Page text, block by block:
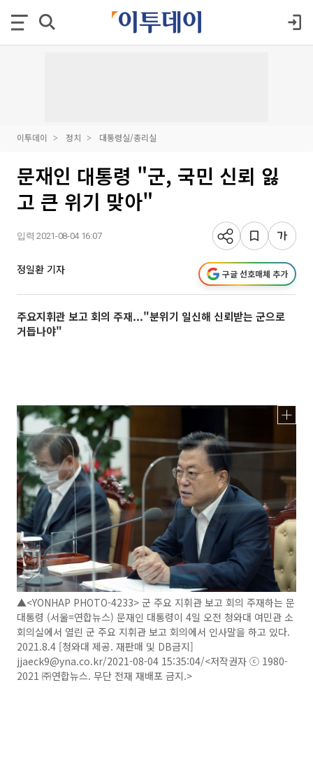
이투데이 정치 대통령실/총리실
문재인 대통령 "군, 국민 신뢰 잃
고 큰 위기 맞아"
입력 2021-08-04 16:07
정일환 기자 구글 선호매체 추가
주요지휘관 보고 회의 주재..."분위기 일신해 신뢰받는 군으로
거듭나야"
▲<YONHAP PHOTO-4233> 군 주요 지휘관 보고 회의 주재하는 문
대통령 (서울=연합뉴스) 문재인 대통령이 4일 오전 청와대 여민관 소
회의실에서 열린 군 주요 지휘관 보고 회의에서 인사말을 하고 있다.
2021.8.4 [청와대 제공. 재판매 및 DB금지]
jjaeck9@yna.co.kr/2021-08-04 15:35:04/<저작권자 ⓒ 1980-
2021 ㈜연합뉴스. 무단 전재 재배포 금지.>